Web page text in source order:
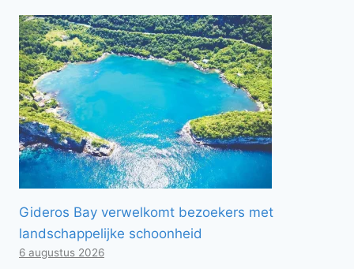
Gideros Bay verwelkomt bezoekers met
landschappelijke schoonheid
6 augustus 2026